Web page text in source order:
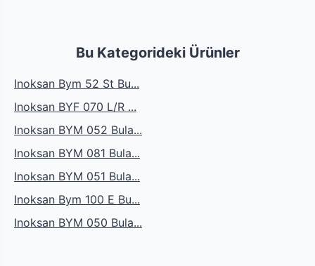
Bu Kategorideki Ürünler
Inoksan Bym 52 St Bu...
Inoksan BYF 070 L/R ...
Inoksan BYM 052 Bula...
Inoksan BYM 081 Bula...
Inoksan BYM 051 Bula...
Inoksan Bym 100 E Bu...
Inoksan BYM 050 Bula...